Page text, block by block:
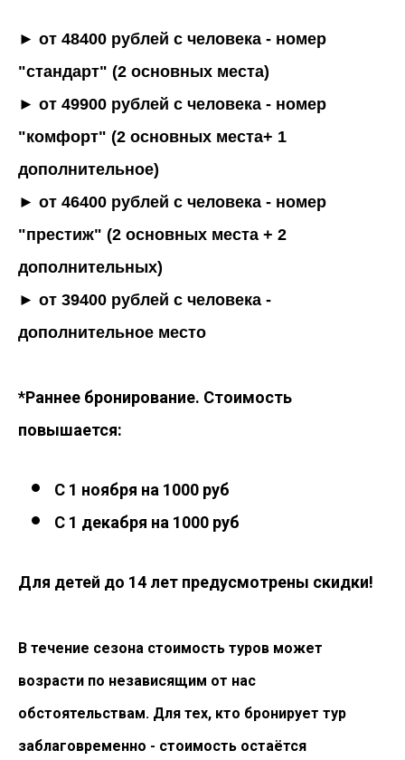
► от 48400 рублей с человека - номер
"стандарт" (2 основных места)
► от 49900 рублей с человека - номер
"комфорт" (2 основных места+ 1
дополнительное)
► от 46400 рублей с человека - номер
"престиж" (2 основных места + 2
дополнительных)
► от 39400 рублей с человека -
дополнительное место
*Раннее бронирование. Стоимость
повышается:
С 1 ноября на 1000 руб
С 1 декабря на 1000 руб
Для детей до 14 лет предусмотрены скидки!
В течение сезона стоимость туров может
возрасти по независящим от нас
обстоятельствам. Для тех, кто бронирует тур
заблаговременно - стоимость остаётся